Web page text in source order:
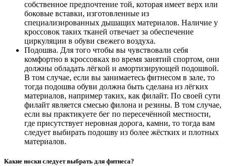
собственное предпочтение той, которая имеет верх или
боковые вставки, изготовленные из
специализированных дышащих материалов. Наличие у
кроссовок таких тканей отвечает за обеспечение
циркуляции в обуви свежего воздуха.
Подошва. Для того чтобы вы чувствовали себя
комфортно в кроссовках во время занятий спортом, они
должны обладать лёгкой и амортизирующей подошвой.
В том случае, если вы занимаетесь фитнесом в зале, то
тогда подошва обуви должна быть сделана из лёгких
материалов, например таких, как филайт. По своей сути
филайт является смесью филона и резины. В том случае,
если вы практикуете бег по пересечённой местности,
где присутствует неровная дорога, камни, то тогда вам
следует выбирать подошву из более жёстких и плотных
материалов.
Какие носки следует выбрать для фитнеса?